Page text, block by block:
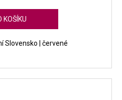
KOŠÍKU
Slovensko | červené